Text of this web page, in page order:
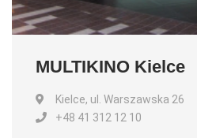
MULTIKINO Kielce
Kielce, ul. Warszawska 26
+48 41 312 12 10